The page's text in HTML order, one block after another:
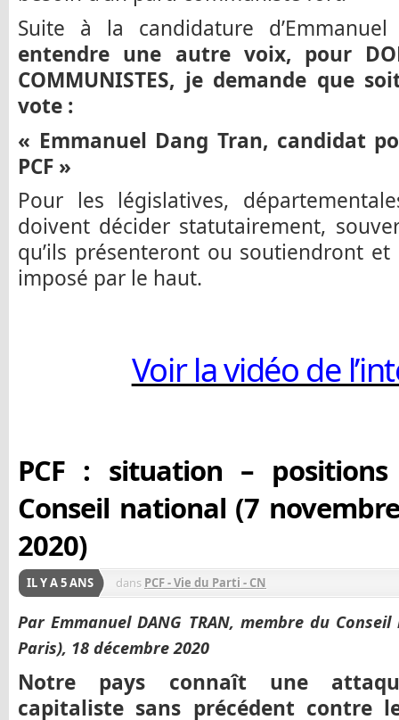
Suite à la candidature
entendre une autre voix, pour
COMMUNISTES, je demande que
vote :
« Emmanuel Dang Tran, candidat
PCF »
Pour les législatives,
doivent décider statutairement,
qu’ils présenteront ou soutiendront
imposé par le haut.
Voir la vidéo de
PCF : situation –
Conseil national (7
2020)
IL Y A 5 ANS dans PCF - Vie du Parti - CN
Par Emmanuel DANG TRAN, membre du
Paris), 18 décembre 2020
Notre pays connaît une
capitaliste sans précédent contre